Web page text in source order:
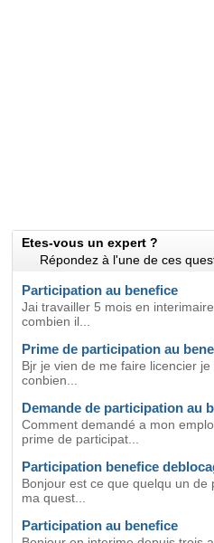
Etes-vous un expert ?
Répondez à l'une de ces
Participation au benefice
Jai travailler 5 mois en
combien il...
Prime de participation au
Bjr je vien de me faire licencier
conbien...
Demande de participation au
Comment demandé a mon
prime de participat...
Participation benefice
Bonjour est ce que quelqu un
ma quest...
Participation au benefice